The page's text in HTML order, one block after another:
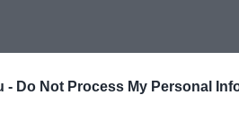
- Do Not Process My Personal